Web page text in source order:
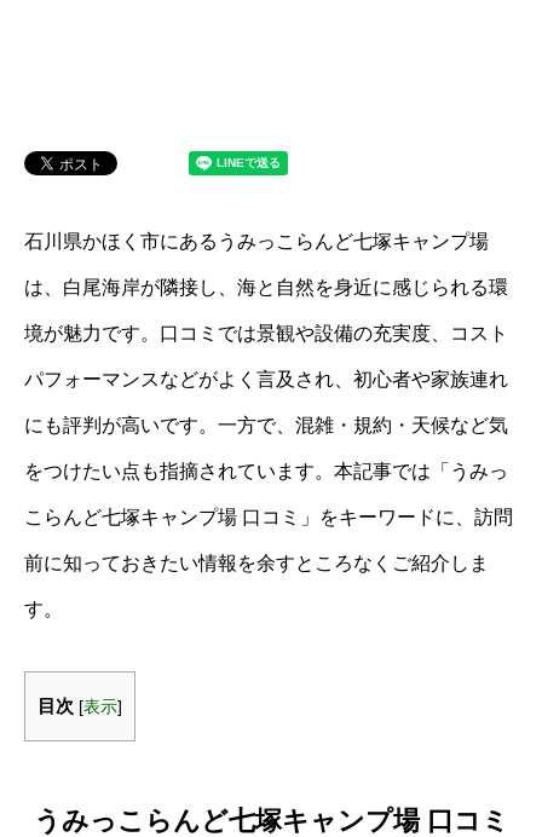
石川県かほく市にあるうみっこらんど七塚キャンプ場
は、白尾海岸が隣接し、海と自然を身近に感じられる環
境が魅力です。口コミでは景観や設備の充実度、コスト
パフォーマンスなどがよく言及され、初心者や家族連れ
にも評判が高いです。一方で、混雑・規約・天候など気
をつけたい点も指摘されています。本記事では「うみっ
こらんど七塚キャンプ場 口コミ」をキーワードに、訪問
前に知っておきたい情報を余すところなくご紹介しま
す。
目次 [表示]
うみっこらんど七塚キャンプ場 口コミ